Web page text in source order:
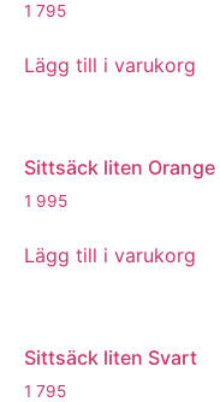
1 795
Lägg till i varukorg
Sittsäck liten Orange
1 995
Lägg till i varukorg
Sittsäck liten Svart
1 795